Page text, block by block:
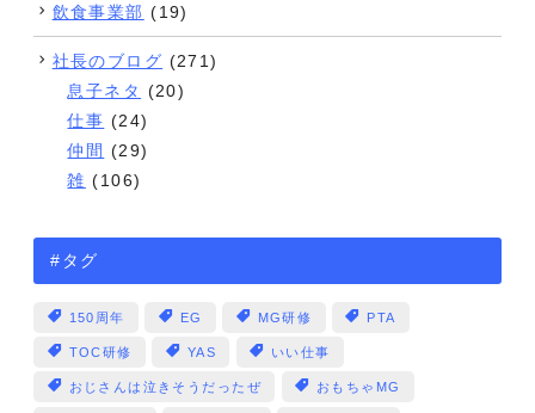
飲食事業部 (19)
社長のブログ (271)
息子ネタ (20)
仕事 (24)
仲間 (29)
雑 (106)
#タグ
150周年 EG MG研修 PTA
TOC研修 YAS いい仕事
おじさんは泣きそうだったぜ おもちゃMG